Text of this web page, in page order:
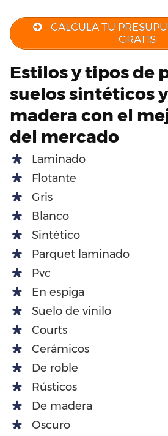
CALCULA TU
GRATIS
Estilos y tipos de
suelos sintéticos
madera con el
del mercado
Laminado
Flotante
Gris
Blanco
Sintético
Parquet laminado
Pvc
En espiga
Suelo de vinilo
Courts
Cerámicos
De roble
Rústicos
De madera
Oscuro